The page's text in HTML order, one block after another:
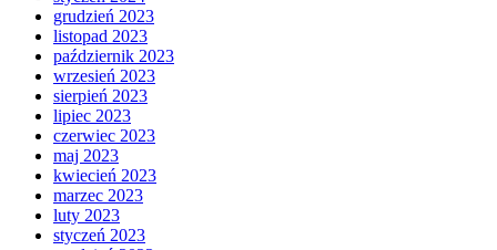
grudzień 2023
listopad 2023
październik 2023
wrzesień 2023
sierpień 2023
lipiec 2023
czerwiec 2023
maj 2023
kwiecień 2023
marzec 2023
luty 2023
styczeń 2023